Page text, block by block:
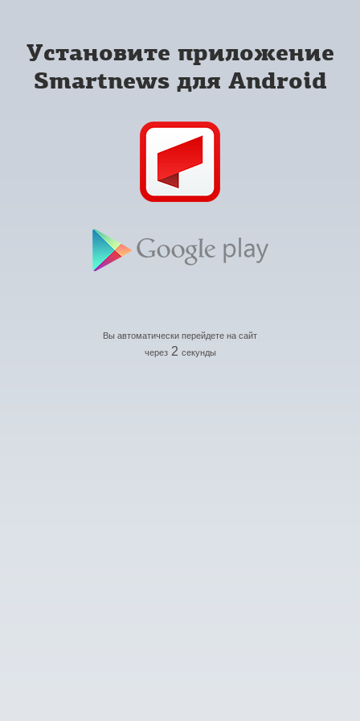
Установите приложение
Smartnews для Android
Вы автоматически перейдете на сайт
через 2 секунды